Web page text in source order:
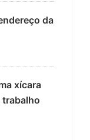
da
xícara
trabalho